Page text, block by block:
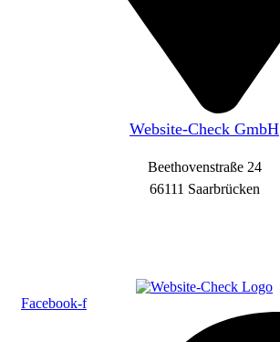
Website-Check GmbH
Beethovenstraße 24
66111 Saarbrücken
Facebook-f